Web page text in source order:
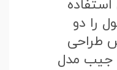
را دو
طراحی
جیب مدل